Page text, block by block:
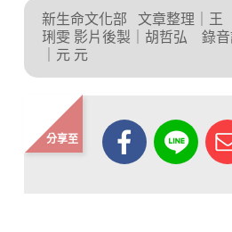
新生命文化部
文章整理｜
琍雯 影片後製｜胡哲弘 錄音
｜元 元
分享至